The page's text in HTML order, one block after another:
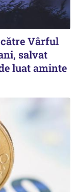
Vârful
salvat
luat aminte